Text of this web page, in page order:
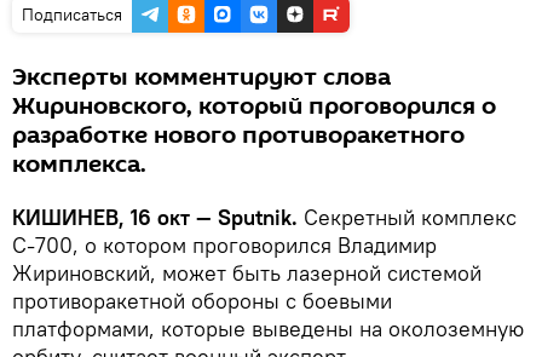
Подписаться
Эксперты комментируют слова
Жириновского, который проговорился о
разработке нового противоракетного
комплекса.
КИШИНЕВ, 16 окт — Sputnik. Секретный комплекс
С-700, о котором проговорился Владимир
Жириновский, может быть лазерной системой
противоракетной обороны с боевыми
платформами, которые выведены на околоземную